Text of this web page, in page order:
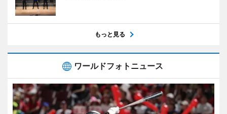
もっと見る
ワールドフォトニュース